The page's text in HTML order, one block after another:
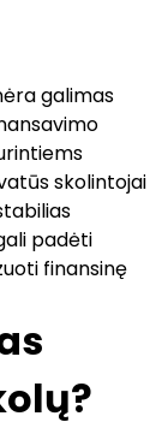
galimas
skolintojai
padėti
finansinę